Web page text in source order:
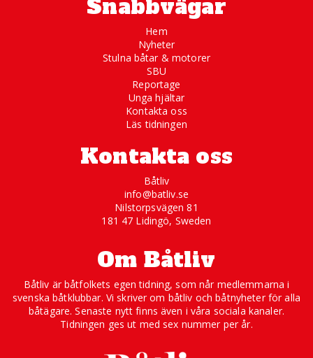
Snabbvägar
Hem
Nyheter
Stulna båtar & motorer
SBU
Reportage
Unga hjältar
Kontakta oss
Läs tidningen
Kontakta oss
Båtliv
info@batliv.se
Nilstorpsvägen 81
181 47 Lidingö, Sweden
Om Båtliv
Båtliv är båtfolkets egen tidning, som når medlemmarna i
svenska båtklubbar. Vi skriver om båtliv och båtnyheter för alla
båtägare. Senaste nytt finns även i våra sociala kanaler.
Tidningen ges ut med sex nummer per år.